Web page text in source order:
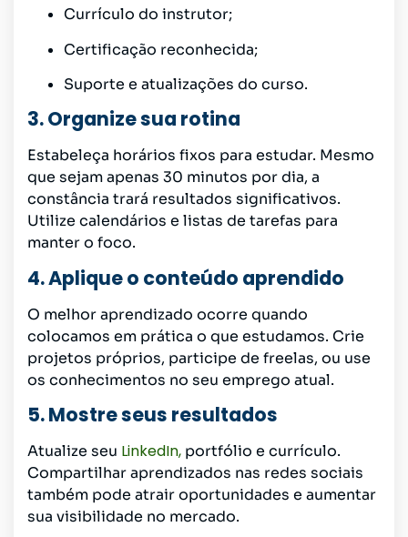
Currículo do instrutor;
Certificação reconhecida;
Suporte e atualizações do curso.
3. Organize sua rotina
Estabeleça horários fixos para estudar. Mesmo
que sejam apenas 30 minutos por dia, a
constância trará resultados significativos.
Utilize calendários e listas de tarefas para
manter o foco.
4. Aplique o conteúdo aprendido
O melhor aprendizado ocorre quando
colocamos em prática o que estudamos. Crie
projetos próprios, participe de freelas, ou use
os conhecimentos no seu emprego atual.
5. Mostre seus resultados
Atualize seu LinkedIn, portfólio e currículo.
Compartilhar aprendizados nas redes sociais
também pode atrair oportunidades e aumentar
sua visibilidade no mercado.